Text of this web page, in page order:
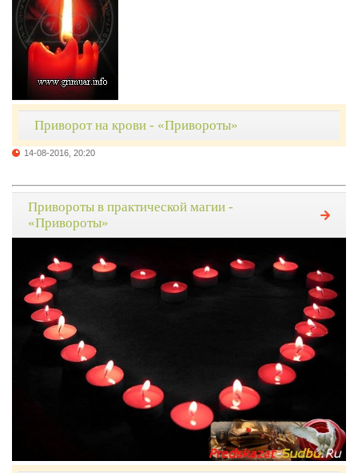
Приворот на крови - «Привороты»
14-08-2016, 20:20
Привороты в практической магии -
«Привороты»